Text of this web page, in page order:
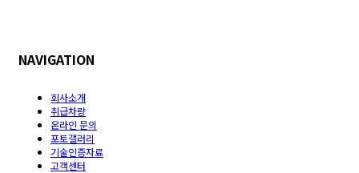
NAVIGATION
회사소개
취급차량
온라인 문의
포토갤러리
기술인증자료
고객센터